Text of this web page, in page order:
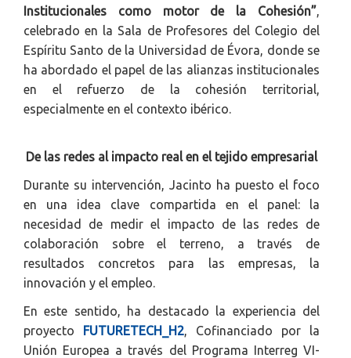
Institucionales como motor de la Cohesión”,
celebrado en la Sala de Profesores del Colegio del
Espíritu Santo de la Universidad de Évora, donde se
ha abordado el papel de las alianzas institucionales
en el refuerzo de la cohesión territorial,
especialmente en el contexto ibérico.
De las redes al impacto real en el tejido empresarial
Durante su intervención, Jacinto ha puesto el foco
en una idea clave compartida en el panel: la
necesidad de medir el impacto de las redes de
colaboración sobre el terreno, a través de
resultados concretos para las empresas, la
innovación y el empleo.
En este sentido, ha destacado la experiencia del
proyecto FUTURETECH_H2, Cofinanciado por la
Unión Europea a través del Programa Interreg VI-